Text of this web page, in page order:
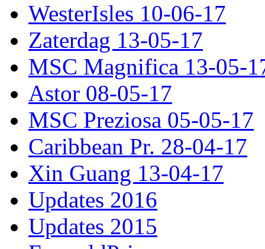
WesterIsles 10-06-17
Zaterdag 13-05-17
MSC Magnifica 13-05-
Astor 08-05-17
MSC Preziosa 05-05-17
Caribbean Pr. 28-04-17
Xin Guang 13-04-17
Updates 2016
Updates 2015